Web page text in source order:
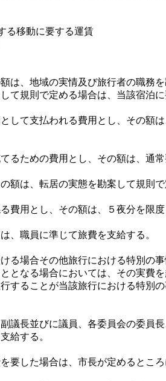
る移動に要する運賃
、地域の実情及び旅行者の職務
て規則で定める場合は、当該宿泊に
て支払われる費用とし、その額
ための費用とし、その額は、通
は、転居の実態を勘案して規則で
用とし、その額は、５夜分を限
、職員に準じて旅費を支給する。
場合その他旅行における特別の
となる場合においては、その実費
ることが当該旅行における特別
長並びに議員、各委員会の委員
給する。
した場合は、市長が定めるところ